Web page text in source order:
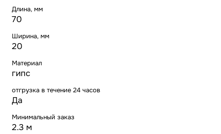
Длина, мм
70
Ширина, мм
20
Материал
гипс
отгрузка в течение 24 часов
Да
Минимальный заказ
2.3 м